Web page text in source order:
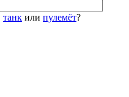
танк или пулемёт?